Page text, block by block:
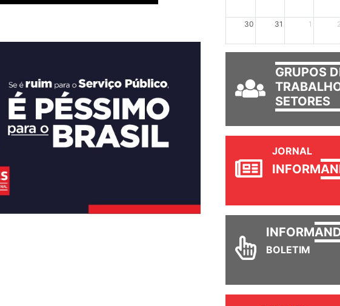
30 31 1 2
GRUPOS
SETORES
JORNAL
INFORM
INFORM
BOLETIM